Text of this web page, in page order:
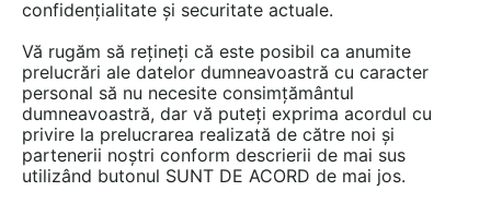
de rasini reactive MAPEI KERAPOXY
ADHESIVE
Limba: Engleza
confidențialitate și securitate actuale.
Vă rugăm să rețineți că este posibil ca anumite
prelucrări ale datelor dumneavoastră cu caracter
personal să nu necesite consimțământul
dumneavoastră, dar vă puteți exprima acordul cu
privire la prelucrarea realizată de către noi și
partenerii noștri conform descrierii de mai sus
utilizând butonul SUNT DE ACORD de mai jos.